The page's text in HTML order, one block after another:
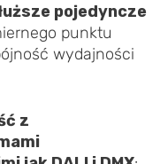
pojedyncze
punktu
wydajności
z